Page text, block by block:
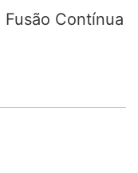
Contínua